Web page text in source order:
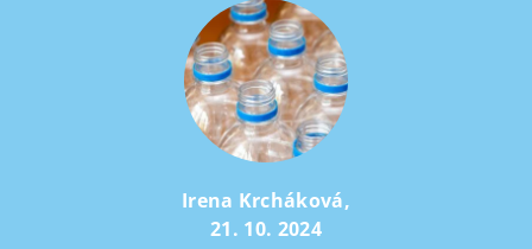
Irena Krcháková,
21. 10. 2024